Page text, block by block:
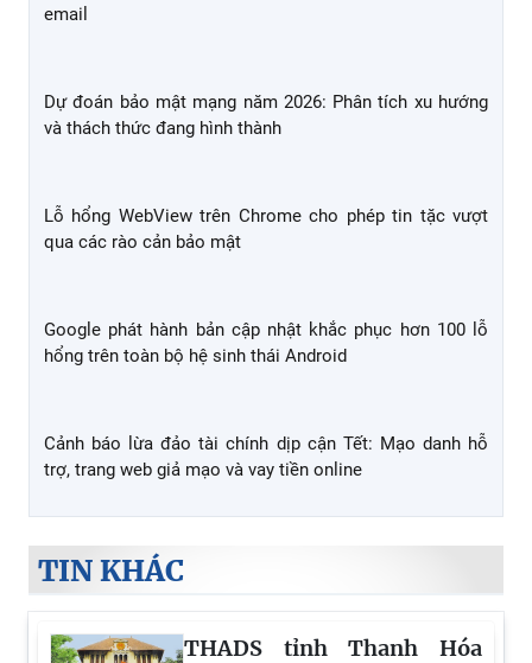
email
Dự đoán bảo mật mạng năm 2026: Phân tích xu hướng
và thách thức đang hình thành
Lỗ hổng WebView trên Chrome cho phép tin tặc vượt
qua các rào cản bảo mật
Google phát hành bản cập nhật khắc phục hơn 100 lỗ
hổng trên toàn bộ hệ sinh thái Android
Cảnh báo lừa đảo tài chính dịp cận Tết: Mạo danh hỗ
trợ, trang web giả mạo và vay tiền online
TIN KHÁC
THADS tỉnh Thanh Hóa